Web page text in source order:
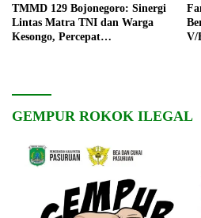
TMMD 129 Bojonegoro: Sinergi
Lintas Matra TNI dan Warga
Kesongo, Percepat
V/
GEMPUR ROKOK ILEGAL